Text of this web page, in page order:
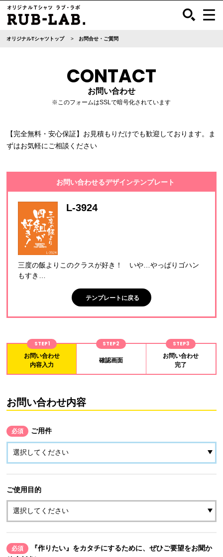
オリジナルTシャツトップ お問合せ・ご質問
CONTACT
お問い合わせ
※このフォームはSSLで暗号化されています
【完全無料・安心保証】お見積もりだけでも歓迎しております。ま
ずはお気軽にご相談ください
お問い合わせるデザインテンプレート
L-3924
三度の飯よりこのクラスが好き！ いや…やっぱりゴハン
もすき…
テンプレートに戻る
STEP1
お問い合わせ
内容入力
STEP2
確認画面
STEP3
お問い合わせ
完了
お問い合わせ内容
必須 ご用件
ご使用目的
必須
『作りたい』をカタチにするために、ぜひご要望をお聞か